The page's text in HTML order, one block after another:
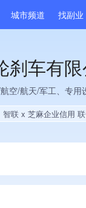
城市频道 找副业
刹车有限
空/航天/军工、专用
智联 x 芝麻企业信用